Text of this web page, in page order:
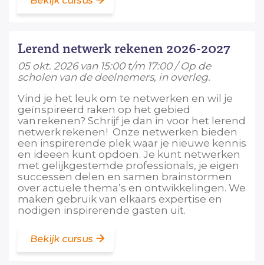
Lerend netwerk rekenen 2026-2027
05 okt. 2026 van 15:00 t/m 17:00 / Op de
scholen van de deelnemers, in overleg.
Vind je het leuk om te netwerken en wil je
geïnspireerd raken op het gebied
van rekenen? Schrijf je dan in voor het lerend
netwerk rekenen! Onze netwerken bieden
een inspirerende plek waar je nieuwe kennis
en ideeën kunt opdoen. Je kunt netwerken
met gelijkgestemde professionals, je eigen
successen delen en samen brainstormen
over actuele thema’s en ontwikkelingen. We
maken gebruik van elkaars expertise en
nodigen inspirerende gasten uit.
Bekijk cursus